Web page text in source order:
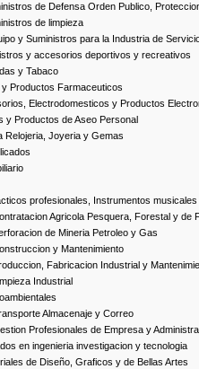
de Defensa Orden Publico,
de limpieza
y Suministros para la Industria de
y accesorios deportivos y recreativos
y Tabaco
Productos Farmaceuticos
Electrodomesticos y Productos
y Productos de Aseo Personal
Relojeria, Joyeria y Gemas
profesionales, Instrumentos
Agricola Pesquera, Forestal y de
de Mineria Petroleo y Gas
y Mantenimiento
Fabricacion Industrial y
Industrial
Almacenaje y Correo
Profesionales de Empresa y
en ingenieria investigacion y tecnologia
de Diseño, Graficos y de Bellas Artes